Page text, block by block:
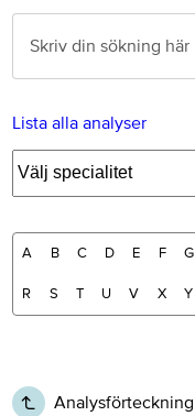
Lista alla analyser
A B C D E F G
R S T U V X Y
Analysförteckning